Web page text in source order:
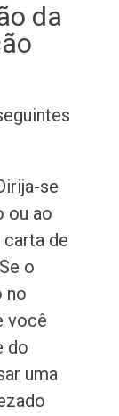
da
se
ou ao
de
o
no
você
do
uma